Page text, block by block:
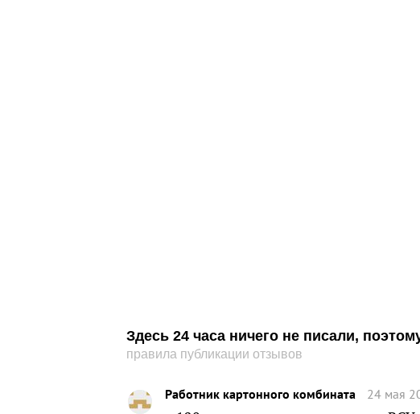
Здесь 24 часа ничего не писали,
правила публикации отзывов
Работник картонного комбината 24 мая